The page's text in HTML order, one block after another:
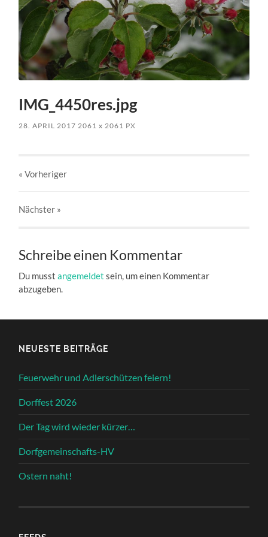
IMG_4450res.jpg
28. APRIL 2017 2061x 2061 PX
« Vorheriger
Nächster »
Schreibe einen Kommentar
Du musstangemeldet sein, um einen Kommentar
abzugeben.
NEUESTE BEITRÄGE
Feuerwehr und Adlerschützen feiern!
Dorffest 2026
Der Tag wird wieder kürzer…
Dorfgemeinschafts-HV
Ostern naht!